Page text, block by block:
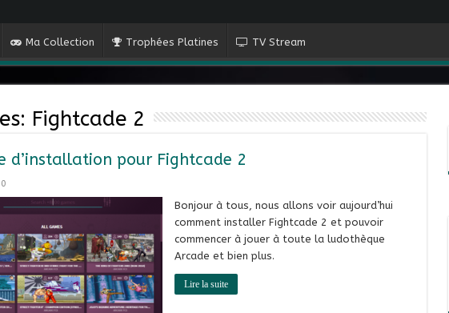
Ma Collection Trophées Platines TV Stream
Fightcade 2
d’installation pour Fightcade 2
0
Bonjour à tous, nous allons voir aujourd’hui
comment installer Fightcade 2 et pouvoir
commencer à jouer à toute la ludothèque
Arcade et bien plus.
Lire la suite